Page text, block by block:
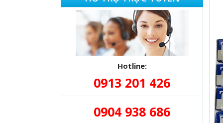
Hotline:
0913 201 426
0904 938 686